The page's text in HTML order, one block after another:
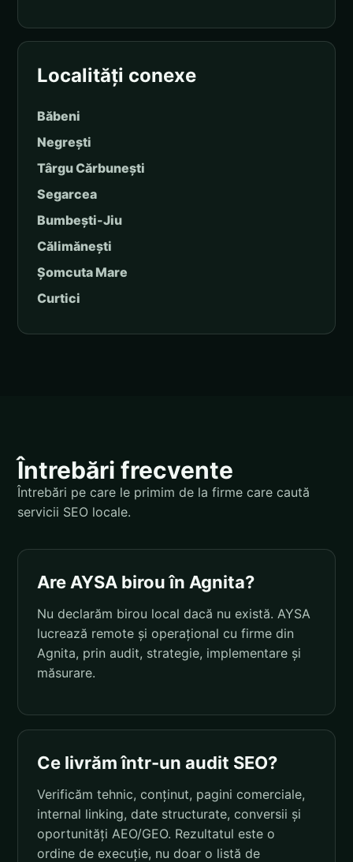
Localități conexe
Băbeni
Negrești
Târgu Cărbunești
Segarcea
Bumbești-Jiu
Călimănești
Șomcuta Mare
Curtici
Întrebări frecvente
Întrebări pe care le primim de la firme care caută
servicii SEO locale.
Are AYSA birou în Agnita?
Nu declarăm birou local dacă nu există. AYSA
lucrează remote și operațional cu firme din
Agnita, prin audit, strategie, implementare și
măsurare.
Ce livrăm într-un audit SEO?
Verificăm tehnic, conținut, pagini comerciale,
internal linking, date structurate, conversii și
oportunități AEO/GEO. Rezultatul este o
ordine de execuție, nu doar o listă de